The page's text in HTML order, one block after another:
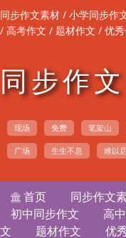
同步作文素材 / 小学同步作
/ 高考作文 / 题材作文 / 优
同步作
现场 免费 笔架山
广场 生生不息 难以
 首页 同步作文
初中同步作文
高
文
题材作文 优